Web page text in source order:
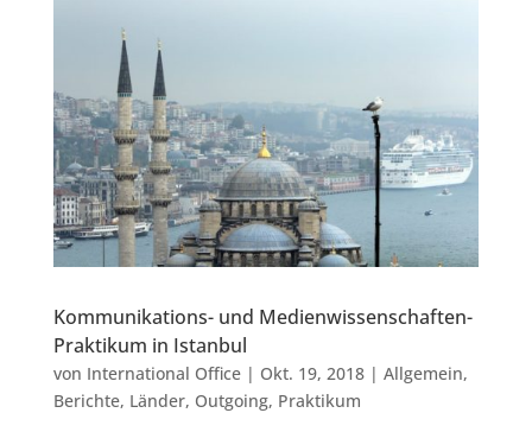
Kommunikations- und Medienwissenschaften-
Praktikum in Istanbul
von International Office| Okt. 19, 2018| Allgemein,
Berichte, Länder, Outgoing, Praktikum